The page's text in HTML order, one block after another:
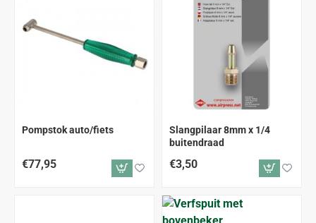
Pompstok auto/fiets
€77,95
Slangpilaar 8mm x 1/4
buitendraad
€3,50